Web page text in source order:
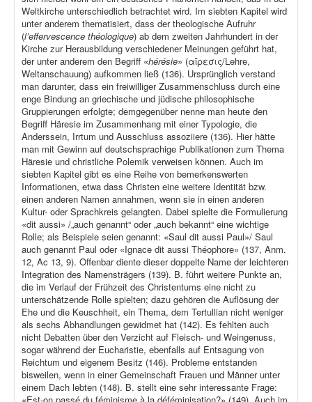
Weltkirche unterschiedlich betrachtet wird. Im siebten Kapitel wird
unter anderem thematisiert, dass der theologische Aufruhr
(l’effervescence théologique) ab dem zweiten Jahrhundert in der
Kirche zur Herausbildung verschiedener Meinungen geführt hat,
der unter anderem den Begriff «hérésie» (αἵρεσις/Lehre,
Weltanschauung) aufkommen ließ (136). Ursprünglich verstand
man darunter, dass ein freiwilliger Zusammenschluss durch eine
enge Bindung an griechische und jüdische philosophische
Gruppierungen erfolgte; demgegenüber nenne man heute den
Begriff Häresie im Zusammenhang mit einer Typologie, die
Anderssein, Irrtum und Ausschluss assoziiere (136). Hier hätte
man mit Gewinn auf deutschsprachige Publikationen zum Thema
Häresie und christliche Polemik verweisen können. Auch im
siebten Kapitel gibt es eine Reihe von bemerkenswerten
Informationen, etwa dass Christen eine weitere Identität bzw.
einen anderen Namen annahmen, wenn sie in einen anderen
Kultur- oder Sprachkreis gelangten. Dabei spielte die Formulierung
«dit aussi» /„auch genannt“ oder „auch bekannt“ eine wichtige
Rolle; als Beispiele seien genannt: «Saul dit aussi Paul»/ Saul
auch genannt Paul oder «Ignace dit aussi Théophore» (137, Anm.
12, Ac 13, 9). Offenbar diente dieser doppelte Name der leichteren
Integration des Namensträgers (139). B. führt weitere Punkte an,
die im Verlauf der Frühzeit des Christentums eine nicht zu
unterschätzende Rolle spielten; dazu gehören die Auflösung der
Ehe und die Keuschheit, ein Thema, dem Tertullian nicht weniger
als sechs Abhandlungen gewidmet hat (142). Es fehlten auch
nicht Debatten über den Verzicht auf Fleisch- und Weingenuss,
sogar während der Eucharistie, ebenfalls auf Entsagung von
Reichtum und eigenem Besitz (146). Probleme entstanden
bisweilen, wenn in einer Gemeinschaft Frauen und Männer unter
einem Dach lebten (148). B. stellt eine sehr interessante Frage: